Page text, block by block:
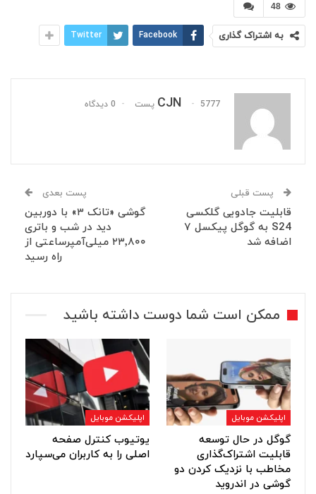
48
به اشتراک گذاری Facebook
Twitter
CJN 5777 پست 0 دیدگاه
پست قبلی
قابلیت جادویی گلکسی
S24 به گوگل پیکسل ۷
اضافه شد
پست بعدی
گوشی «تانک ۳» با دوربین
دید در شب و باتری
۲۳٬۸۰۰ میلی‌آمپرساعتی از
راه رسید
ممکن است شما دوست داشته باشید
اپلیکشن موبایل
گوگل در حال توسعه
قابلیت اشتراک‌گذاری
مخاطب با نزدیک کردن دو
گوشی در اندروید
اپلیکشن موبایل
یوتیوب کنترل صفحه
اصلی را به کاربران می‌سپارد